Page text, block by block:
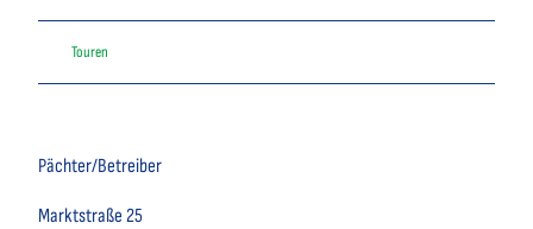
Touren
Pächter/Betreiber
Marktstraße 25